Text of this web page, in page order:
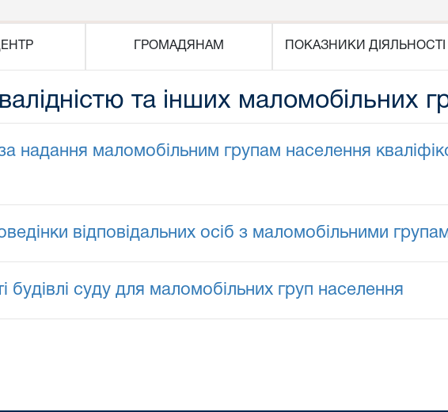
ГРОМАДЯНАМ ПОКАЗНИКИ ДІЯЛЬНОСТІ
та інших маломобільних
надання маломобільним групам населення
відповідальних осіб з маломобільними
будівлі суду для маломобільних груп населення